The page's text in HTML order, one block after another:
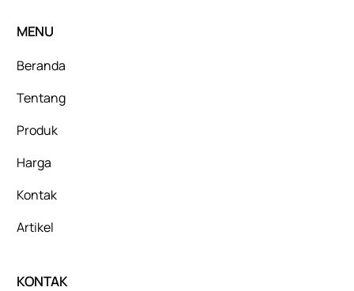
MENU
Beranda
Tentang
Produk
Harga
Kontak
Artikel
KONTAK